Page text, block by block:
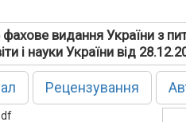
видання України з
і науки України від
Рецензування